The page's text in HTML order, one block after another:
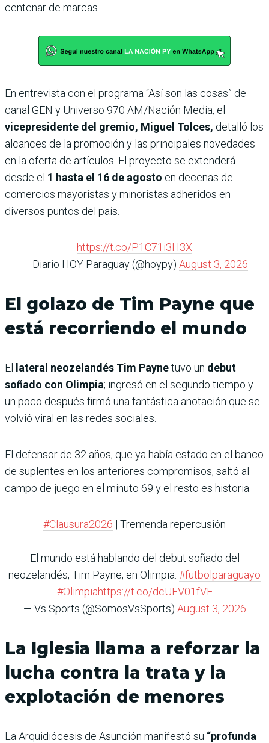
centenar de marcas.
En entrevista con el programa “Así son las cosas” de
canal GEN y Universo 970 AM/Nación Media, el
vicepresidente del gremio, Miguel Tolces, detalló los
alcances de la promoción y las principales novedades
en la oferta de artículos. El proyecto se extenderá
desde el 1 hasta el 16 de agosto en decenas de
comercios mayoristas y minoristas adheridos en
diversos puntos del país.
https://t.co/P1C71i3H3X
— Diario HOY Paraguay (@hoypy) August 3, 2026
El golazo de Tim Payne que
está recorriendo el mundo
El lateral neozelandés Tim Paynetuvo un debut
soñado con Olimpia; ingresó en el segundo tiempo y
un poco después firmó una fantástica anotación que se
volvió viral en las redes sociales.
El defensor de 32 años, que ya había estado en el banco
de suplentes en los anteriores compromisos, saltó al
campo de juego en el minuto 69 y el resto es historia.
#Clausura2026 | Tremenda repercusión
El mundo está hablando del debut soñado del
neozelandés, Tim Payne, en Olimpia. #futbolparaguayo
#Olimpiahttps://t.co/dcUFV01fVE
— Vs Sports (@SomosVsSports) August 3, 2026
La Iglesia llama a reforzar la
lucha contra la trata y la
explotación de menores
La Arquidiócesis de Asunción manifestó su “profunda